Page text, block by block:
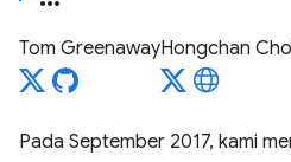
Tom GreenawayHongchan
Pada September 2017, kami